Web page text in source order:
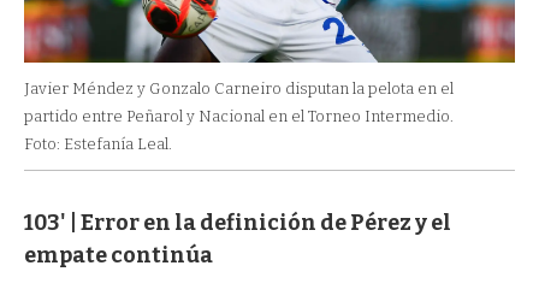
Javier Méndez y Gonzalo Carneiro disputan la pelota en el
partido entre Peñarol y Nacional en el Torneo Intermedio.
Foto: Estefanía Leal.
103' | Error en la definición de Pérez y el
empate continúa